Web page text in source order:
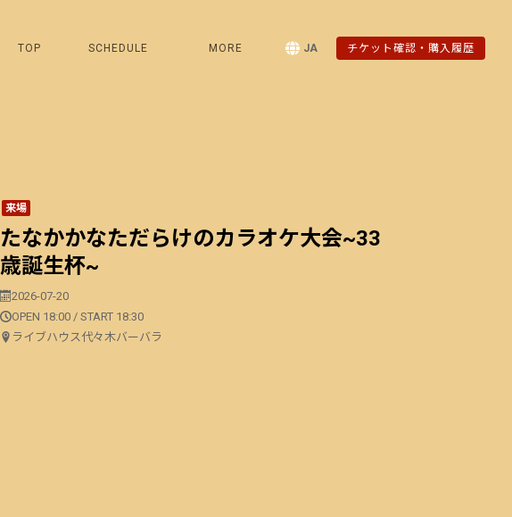
TOP SCHEDULE MORE JA チケット確認・購入履歴
来場
たなかかなただらけのカラオケ大会~33
歳誕生杯~
2026-07-20
OPEN 18:00 / START 18:30
ライブハウス代々木バーバラ